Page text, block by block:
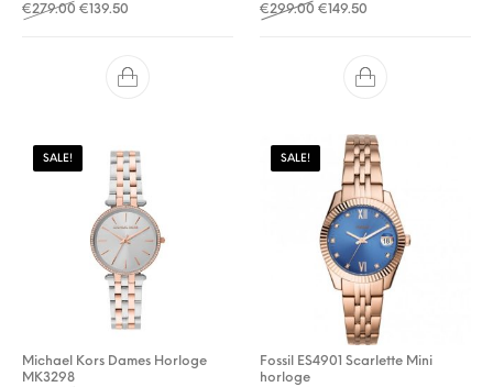
€279.00 Oorspronkelijke prijs was: €279.00.
€139.50 Huidige prijs is: €139.50.
€299.00 Oorspronkelijke prijs was:
€149.50
SALE!
Michael Kors Dames Horloge
MK3298
SALE!
Fossil ES4901 Scarlette Mini
horloge